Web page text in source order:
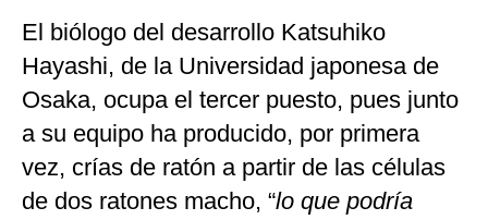
El biólogo del desarrollo Katsuhiko
Hayashi, de la Universidad japonesa de
Osaka, ocupa el tercer puesto, pues junto
a su equipo ha producido, por primera
vez, crías de ratón a partir de las células
de dos ratones macho, “lo que podría